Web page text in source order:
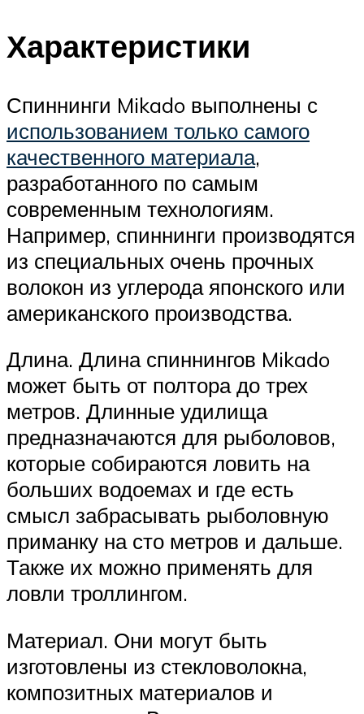
Характеристики
Спиннинги Mikado выполнены с
использованием только самого
качественного материала,
разработанного по самым
современным технологиям.
Например, спиннинги производятся
из специальных очень прочных
волокон из углерода японского или
американского производства.
Длина. Длина спиннингов Mikado
может быть от полтора до трех
метров. Длинные удилища
предназначаются для рыболовов,
которые собираются ловить на
больших водоемах и где есть
смысл забрасывать рыболовную
приманку на сто метров и дальше.
Также их можно применять для
ловли троллингом.
Материал. Они могут быть
изготовлены из стекловолокна,
композитных материалов и